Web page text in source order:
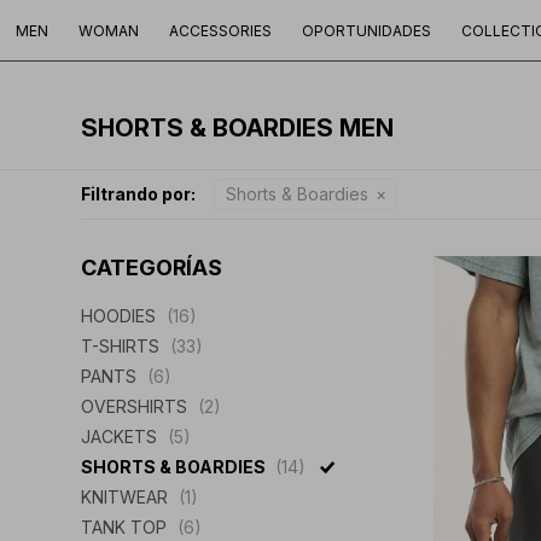
MEN WOMAN ACCESSORIES OPORTUNIDADES
SHORTS & BOARDIES MEN
Filtrando por: Shorts & Boardies
CATEGORÍAS
HOODIES
(16)
T-SHIRTS
(33)
PANTS
(6)
OVERSHIRTS
(2)
JACKETS
(5)
SHORTS & BOARDIES
(14)
KNITWEAR
(1)
TANK TOP
(6)